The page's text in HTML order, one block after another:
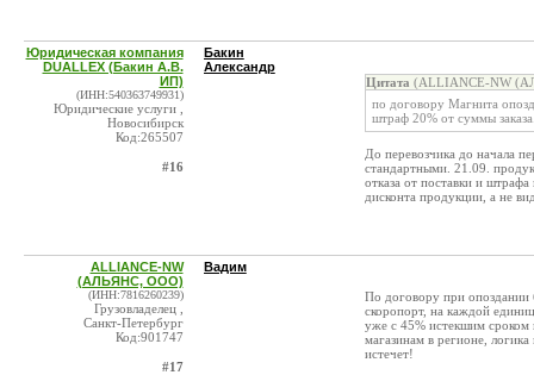
Юридическая компания
DUALLEX (Бакин А.В.
ИП)
(ИНН:540363749931)
Юридические услуги ,
Новосибирск
Код:265507
#16
Бакин
Александр
Цитата (ALLIANCE-NW
по договору Магнита
штраф 20% от суммы
До перевозчика до начала
стандартными. 21.09.
отказа от поставки и
дисконта продукции, а не
ALLIANCE-NW
(АЛЬЯНС, ООО)
(ИНН:7816260239)
Грузовладелец ,
Санкт-Петербург
Код:901747
#17
Вадим
По договору при опоздании
скоропорт, на каждой
уже с 45% истекшим сроком
магазинам в регионе,
истечет!